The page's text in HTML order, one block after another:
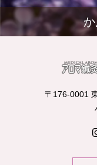
〒176-0001